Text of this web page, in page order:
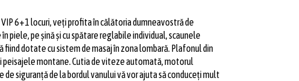
VIP 6+1 locuri, veți profita în călătoria dumneavostră de
piele, pe șină și cu spătare reglabile individual, scaunele
fiind dotate cu sistem de masaj în zona lombară. Plafonul din
peisajele montane. Cutia de viteze automată, motorul
de siguranță de la bordul vanului vă vor ajuta să conduceți mult